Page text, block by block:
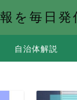
を毎日
自治体解説